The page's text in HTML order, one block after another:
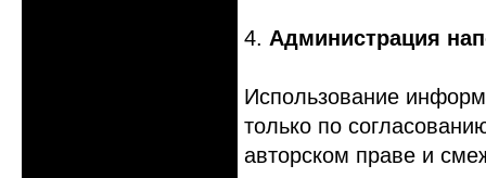
4. Администрация
Использование
только по
авторском праве и